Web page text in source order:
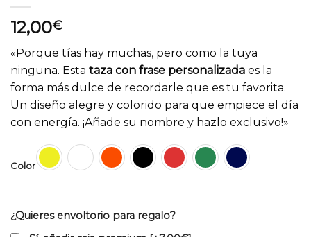
12,00€
«Porque tías hay muchas, pero como la tuya
ninguna. Esta taza con frase personalizada es la
forma más dulce de recordarle que es tu favorita.
Un diseño alegre y colorido para que empiece el día
con energía. ¡Añade su nombre y hazlo exclusivo!»
Color
¿Quieres envoltorio para regalo?